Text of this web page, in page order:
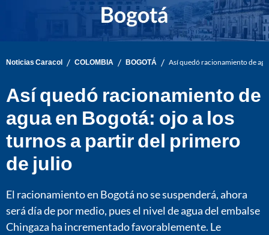
Noticias Caracol / COLOMBIA / BOGOTÁ / Así quedó racionamiento de
Así quedó racionamiento de
agua en Bogotá: ojo a los
turnos a partir del primero
de julio
El racionamiento en Bogotá no se suspenderá, ahora
será día de por medio, pues el nivel de agua del embalse
Chingaza ha incrementado favorablemente. Le